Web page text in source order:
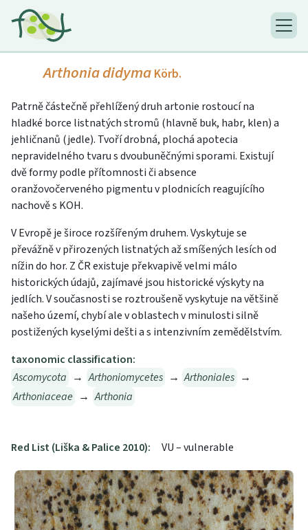
Arthonia didyma Körb.
Patrně částečně přehlížený druh artonie rostoucí na
hladké borce listnatých stromů (hlavně buk, habr, klen) a
jehličnanů (jedle). Tvoří drobná, plochá apotecia
nepravidelného tvaru s dvoubuněčnými sporami. Existují
dvě formy podle přítomnosti či absence
oranžovočerveného pigmentu v plodnicích reagujícího
nachově s KOH.
V Evropě je široce rozšířeným druhem. Vyskytuje se
převážně v přirozených listnatých až smíšených lesích od
nížin do hor. Z ČR existuje překvapivě velmi málo
historických údajů, zajímavé jsou historické výskyty na
jedlích. V současnosti se roztroušeně vyskytuje na většině
našeho území, chybí ale v oblastech v minulosti silně
postižených kyselými dešti a s intenzivním zemědělstvím.
taxonomic classification:
Ascomycota → Arthoniomycetes → Arthoniales →
Arthoniaceae → Arthonia
Red List (Liška & Palice 2010): VU – vulnerable